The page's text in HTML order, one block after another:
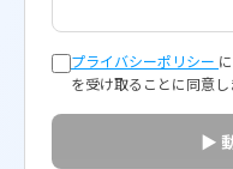
プライバシーポリシー
を受け取ることに同意し
▶️